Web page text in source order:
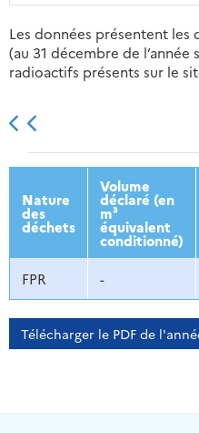
Les données présentent
(au 31 décembre de
radioactifs présents sur le
2013 2014
Nature
des
déchets
Volume
déclaré (en
m³
équivalent
conditionné)
FPR -
Télécharger le PDF de